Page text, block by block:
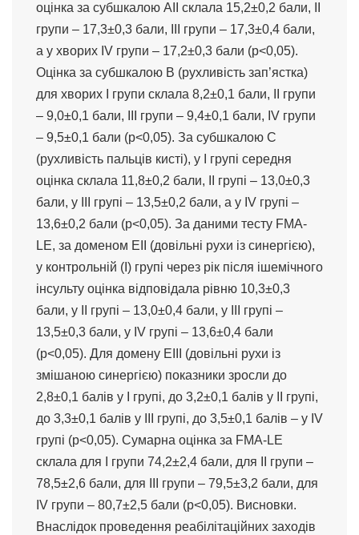
оцінка за субшкалою АІІ склала 15,2±0,2 бали, ІІ
групи – 17,3±0,3 бали, ІІІ групи – 17,3±0,4 бали,
а у хворих IV групи – 17,2±0,3 бали (p<0,05).
Оцінка за субшкалою В (рухливість зап’ястка)
для хворих І групи склала 8,2±0,1 бали, ІІ групи
– 9,0±0,1 бали, ІІІ групи – 9,4±0,1 бали, IV групи
– 9,5±0,1 бали (p<0,05). За субшкалою С
(рухливість пальців кисті), у І групі середня
оцінка склала 11,8±0,2 бали, ІІ групі – 13,0±0,3
бали, у ІІІ групі – 13,5±0,2 бали, а у IV групі –
13,6±0,2 бали (p<0,05). За даними тесту FMA-
LE, за доменом ЕІІ (довільні рухи із синергією),
у контрольній (І) групі через рік після ішемічного
інсульту оцінка відповідала рівню 10,3±0,3
бали, у ІІ групі – 13,0±0,4 бали, у ІІІ групі –
13,5±0,3 бали, у IV групі – 13,6±0,4 бали
(p<0,05). Для домену ЕІІІ (довільні рухи із
змішаною синергією) показники зросли до
2,8±0,1 балів у І групі, до 3,2±0,1 балів у ІІ групі,
до 3,3±0,1 балів у ІІІ групі, до 3,5±0,1 балів – у IV
групі (p<0,05). Cумарна оцінка за FMA-LE
склала для І групи 74,2±2,4 бали, для ІІ групи –
78,5±2,6 бали, для ІІІ групи – 79,5±3,2 бали, для
IV групи – 80,7±2,5 бали (p<0,05). Висновки.
Внаслідок проведення реабілітаційних заходів